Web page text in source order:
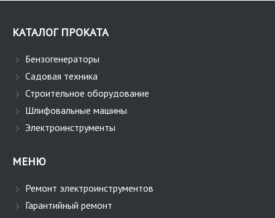
КАТАЛОГ ПРОКАТА
Бензогенераторы
Садовая техника
Строительное оборудование
Шлифовальные машины
Электроинструменты
МЕНЮ
Ремонт электроинструментов
Гарантийный ремонт